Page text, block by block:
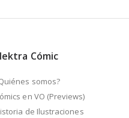
Cómic
somos?
en VO (Previews)
de Ilustraciones